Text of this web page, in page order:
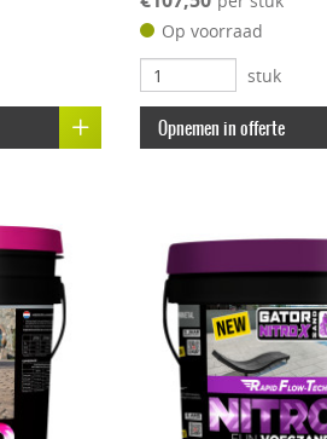
Op voorraad
stuk
Opnemen in offerte